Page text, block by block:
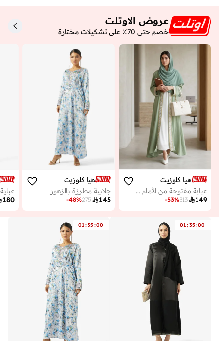
عروض الاوتلت
خصم حتى 70٪ على تشكيلات مختارة
هيا كلوزيت
عباية مفتوحة من الأمام مزينة بالدانتيل برقبة عالية
149
313
-53%
هيا كلوزيت
جلابية مطرزة بالزهور
145
275
-48%
180
01:35:00
01:35:00